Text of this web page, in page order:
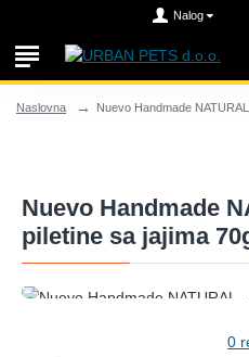
Nalog
Naslovna Nuevo Handmade
Nuevo Handmade
piletine sa jajima
0